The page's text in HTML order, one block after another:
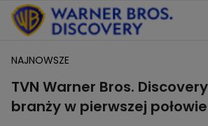
NAJNOWSZE
TVN Warner Bros.
branży w pierwszej